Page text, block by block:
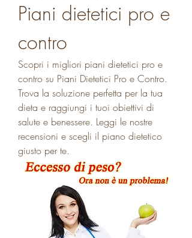
Piani dietetici pro e
contro
Scopri i migliori piani dietetici pro e
contro su Piani Dietetici Pro e Contro.
Trova la soluzione perfetta per la tua
dieta e raggiungi i tuoi obiettivi di
salute e benessere. Leggi le nostre
recensioni e scegli il piano dietetico
giusto per te.